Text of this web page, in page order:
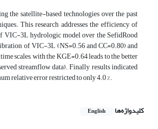
the satellite-based technologies over the past
This research addresses the efficiency of
VIC-3L hydrologic model over the SefidRood
of VIC-3L (NS=0.56 and CC=0.80) and
scales, with the KGE=0.64 leads to the better
streamflow data). Finally, results indicated
relative error restricted to only 4.0 %.
کلیدواژه‌ها English